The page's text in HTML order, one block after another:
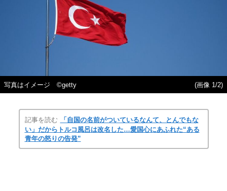
写真はイメージ ©getty (画像 1/2)
記事を読む
「自国の名前がついているなんて、とんでもな
い」だからトルコ風呂は改名した…愛国心にあふれた“ある
青年の怒りの告発”